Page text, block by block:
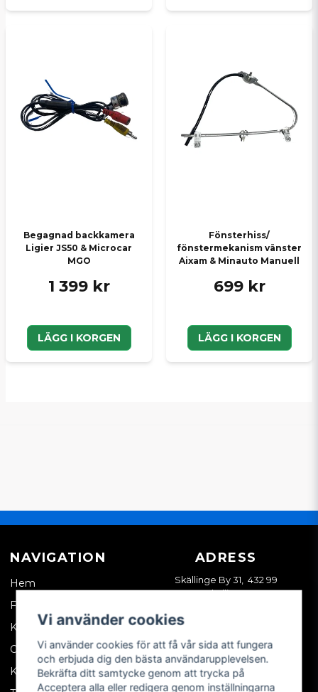
Begagnad backkamera
Ligier JS50 & Microcar
MGO
1 399 kr
LÄGG I KORGEN
Fönsterhiss/
fönstermekanism vänster
Aixam & Minauto Manuell
699 kr
LÄGG I KORGEN
NAVIGATION
Hem
Företagskund
Kontakta oss
Om oss
Köpvillkor
ADRESS
Skällinge By 31, 432 99
Skällinge
Vi använder cookies
Vi använder cookies för att få vår sida att fungera
och erbjuda dig den bästa användarupplevelsen.
Bekräfta ditt samtycke genom att trycka på
Acceptera alla eller redigera genom inställningarna